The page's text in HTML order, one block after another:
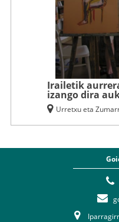
Irailetik
izango dira
Urretxu eta